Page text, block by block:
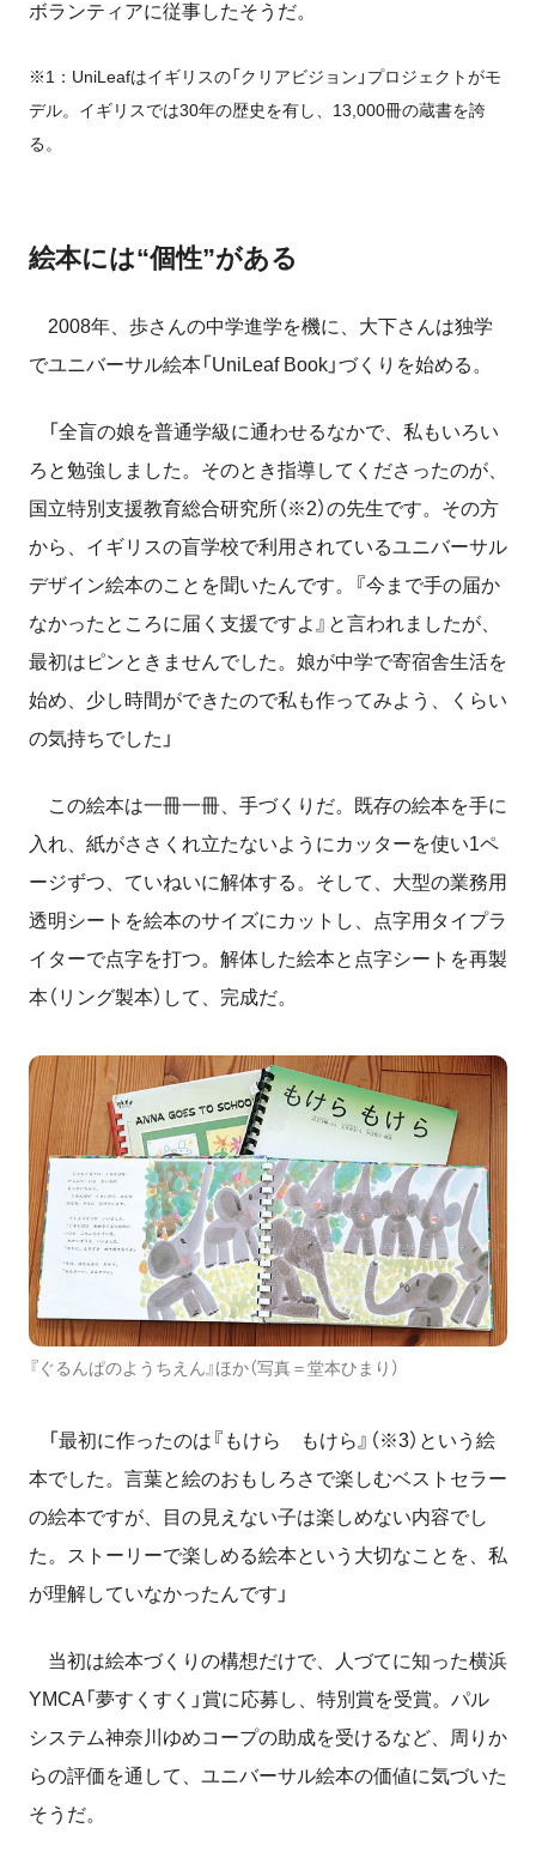
ボランティアに従事したそうだ。
※1：UniLeafはイギリスの「クリアビジョン」プロジェクトがモ
デル。イギリスでは30年の歴史を有し、13,000冊の蔵書を誇
る。
絵本には“個性”がある
2008年、歩さんの中学進学を機に、大下さんは独学
でユニバーサル絵本「UniLeaf Book」づくりを始める。
「全盲の娘を普通学級に通わせるなかで、私もいろい
ろと勉強しました。そのとき指導してくださったのが、
国立特別支援教育総合研究所（※2）の先生です。その方
から、イギリスの盲学校で利用されているユニバーサル
デザイン絵本のことを聞いたんです。『今まで手の届か
なかったところに届く支援ですよ』と言われましたが、
最初はピンときませんでした。娘が中学で寄宿舎生活を
始め、少し時間ができたので私も作ってみよう、くらい
の気持ちでした」
この絵本は一冊一冊、手づくりだ。既存の絵本を手に
入れ、紙がささくれ立たないようにカッターを使い1ペ
ージずつ、ていねいに解体する。そして、大型の業務用
透明シートを絵本のサイズにカットし、点字用タイプラ
イターで点字を打つ。解体した絵本と点字シートを再製
本（リング製本）して、完成だ。
『ぐるんぱのようちえん』ほか（写真＝堂本ひまり）
「最初に作ったのは『もけら もけら』（※3）という絵
本でした。言葉と絵のおもしろさで楽しむベストセラー
の絵本ですが、目の見えない子は楽しめない内容でし
た。ストーリーで楽しめる絵本という大切なことを、私
が理解していなかったんです」
当初は絵本づくりの構想だけで、人づてに知った横浜
YMCA「夢すくすく」賞に応募し、特別賞を受賞。パル
システム神奈川ゆめコープの助成を受けるなど、周りか
らの評価を通して、ユニバーサル絵本の価値に気づいた
そうだ。